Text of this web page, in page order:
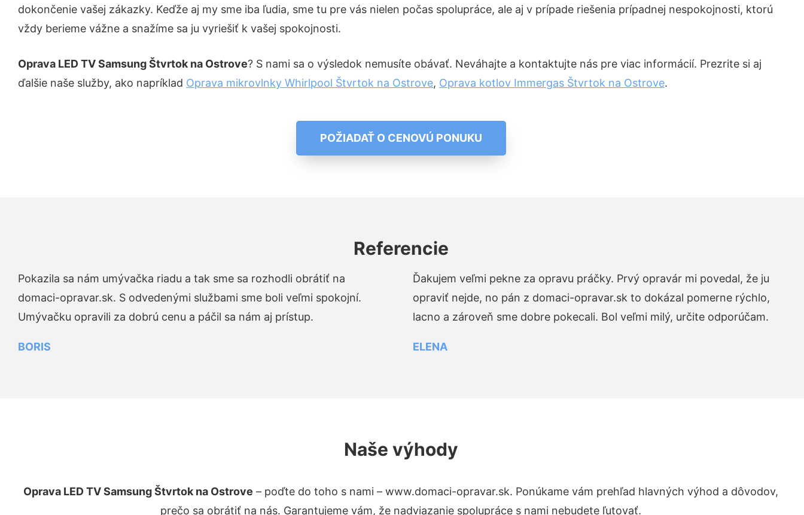
dokončenie vašej zákazky. Keďže aj my sme iba ľudia, sme tu pre vás nielen počas spolupráce, ale aj v prípade riešenia prípadnej nespokojnosti, ktorú
vždy berieme vážne a snažíme sa ju vyriešiť k vašej spokojnosti.
Oprava LED TV Samsung Štvrtok na Ostrove? S nami sa o výsledok nemusíte obávať. Neváhajte a kontaktujte nás pre viac informácií. Prezrite si aj
ďalšie naše služby, ako napríklad Oprava mikrovlnky Whirlpool Štvrtok na Ostrove, Oprava kotlov Immergas Štvrtok na Ostrove.
POŽIADAŤ O CENOVÚ PONUKU
Referencie
Pokazila sa nám umývačka riadu a tak sme sa rozhodli obrátiť na
domaci-opravar.sk. S odvedenými službami sme boli veľmi spokojní.
Umývačku opravili za dobrú cenu a páčil sa nám aj prístup.
BORIS
Ďakujem veľmi pekne za opravu práčky. Prvý opravár mi povedal, že ju
opraviť nejde, no pán z domaci-opravar.sk to dokázal pomerne rýchlo,
lacno a zároveň sme dobre pokecali. Bol veľmi milý, určite odporúčam.
ELENA
Naše výhody
Oprava LED TV Samsung Štvrtok na Ostrove – poďte do toho s nami – www.domaci-opravar.sk. Ponúkame vám prehľad hlavných výhod a dôvodov,
prečo sa obrátiť na nás. Garantujeme vám, že nadviazanie spolupráce s nami nebudete ľutovať.